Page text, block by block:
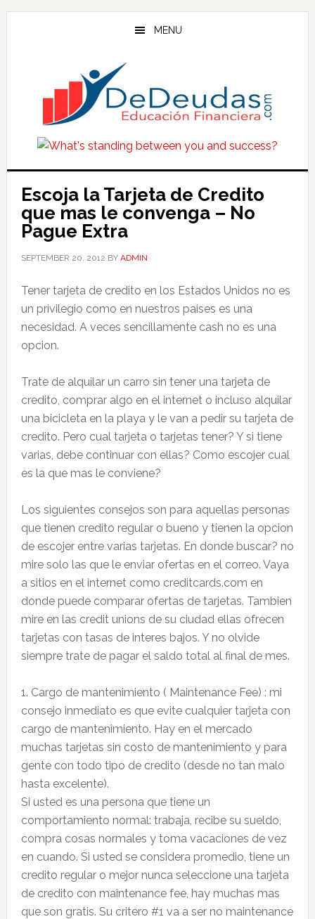
Skip
Skip
Skip
MENU
Escoja la Tarjeta de Credito
que mas le convenga – No
Pague Extra
SEPTEMBER 20, 2012 BY ADMIN
Tener tarjeta de credito en los Estados Unidos no es
un privilegio como en nuestros paises es una
necesidad. A veces sencillamente cash no es una
opcion.
Trate de alquilar un carro sin tener una tarjeta de
credito, comprar algo en el internet o incluso alquilar
una bicicleta en la playa y le van a pedir su tarjeta de
credito. Pero cual tarjeta o tarjetas tener? Y si tiene
varias, debe continuar con ellas? Como escojer cual
es la que mas le conviene?
Los siguientes consejos son para aquellas personas
que tienen credito regular o bueno y tienen la opcion
de escojer entre varias tarjetas. En donde buscar? no
mire solo las que le enviar ofertas en el correo. Vaya
a sitios en el internet como creditcards.com en
donde puede comparar ofertas de tarjetas. Tambien
mire en las credit unions de su ciudad ellas ofrecen
tarjetas con tasas de interes bajos. Y no olvide
siempre trate de pagar el saldo total al final de mes.
1. Cargo de mantenimiento ( Maintenance Fee) : mi
consejo inmediato es que evite cualquier tarjeta con
cargo de mantenimiento. Hay en el mercado
muchas tarjetas sin costo de mantenimiento y para
gente con todo tipo de credito (desde no tan malo
hasta excelente).
Si usted es una persona que tiene un
comportamiento normal: trabaja, recibe su sueldo,
compra cosas normales y toma vacaciones de vez
en cuando. Si usted se considera promedio, tiene un
credito regular o mejor nunca seleccione una tarjeta
de credito con maintenance fee, hay muchas mas
que son gratis. Su critero #1 va a ser no maintenance